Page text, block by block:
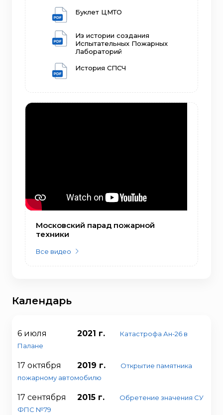
Буклет ЦМТО
Из истории создания
Испытательных Пожарных
Лабораторий
История СПСЧ
Московский парад пожарной
техники
Все видео
Календарь
6 июля 2021 г.
Катастрофа Ан-26 в
Палане
17 октября 2019 г.
Открытие памятника
пожарному автомобилю
17 сентября 2015 г.
Обретение значения СУ
ФПС №79